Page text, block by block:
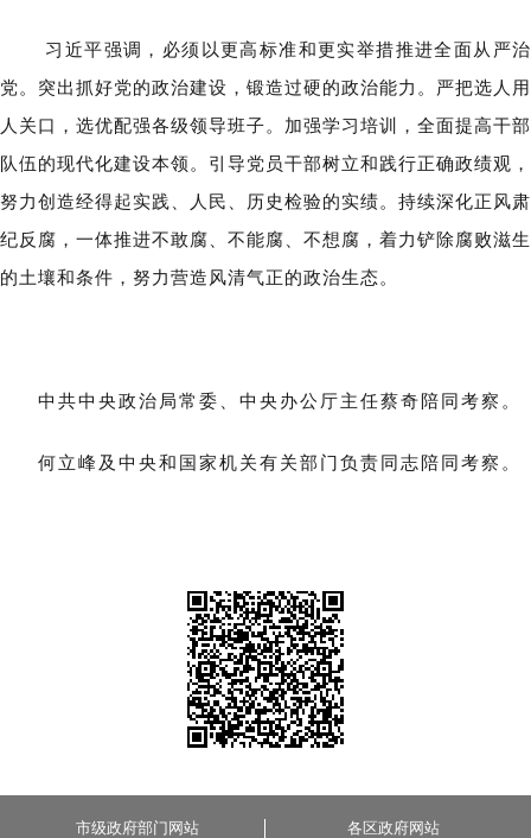
习近平强调，必须以更高标准和更实举措推进全面从严治
党。突出抓好党的政治建设，锻造过硬的政治能力。严把选人用
人关口，选优配强各级领导班子。加强学习培训，全面提高干部
队伍的现代化建设本领。引导党员干部树立和践行正确政绩观，
努力创造经得起实践、人民、历史检验的实绩。持续深化正风肃
纪反腐，一体推进不敢腐、不能腐、不想腐，着力铲除腐败滋生
的土壤和条件，努力营造风清气正的政治生态。
中共中央政治局常委、中央办公厅主任蔡奇陪同考察。
何立峰及中央和国家机关有关部门负责同志陪同考察。
市级政府部门网站 各区政府网站